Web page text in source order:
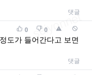
댓글
0 0
도가 들어간다고 보면
댓글